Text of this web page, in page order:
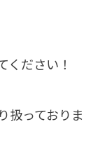
ください！
扱っておりま